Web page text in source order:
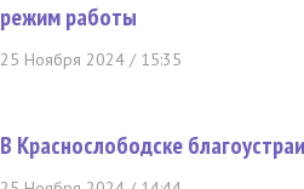
режим работы
25 Ноября 2024 / 15:35
В Краснослободске